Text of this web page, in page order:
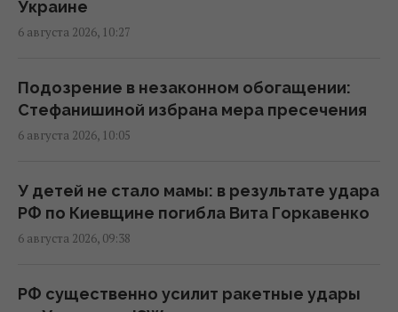
В Румынии уже знают, куда РФ нанесет
15:40 четверг, 06 августа 2026
Украинец в Германии шпионил за
15:34 четверг, 06 августа 2026
Россия срочно ищет замену своим
15:22 четверг, 06 августа 2026
Украине
6 августа 2026, 10:27
Подозрение в незаконном обогащении:
Стефанишиной избрана мера пресечения
6 августа 2026, 10:05
У детей не стало мамы: в результате удара
РФ по Киевщине погибла Вита Горкавенко
6 августа 2026, 09:38
РФ существенно усилит ракетные удары